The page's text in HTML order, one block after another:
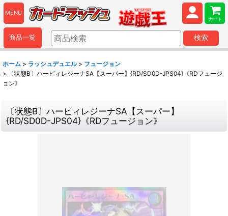
MENU
カート
商品一覧 検索
ホーム > ラッシュデュエル > フュージョン
>
〔状態B〕ハーピィレジーナSA【スーパー】{RD/SD0D-JPS04}《RDフュージ
ョン》
〔状態B〕ハーピィレジーナSA【スーパー】
{RD/SD0D-JPS04}《RDフュージョン》